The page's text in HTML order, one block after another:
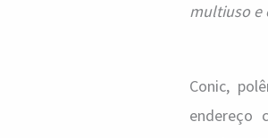
multiuso e
Conic,
endereço